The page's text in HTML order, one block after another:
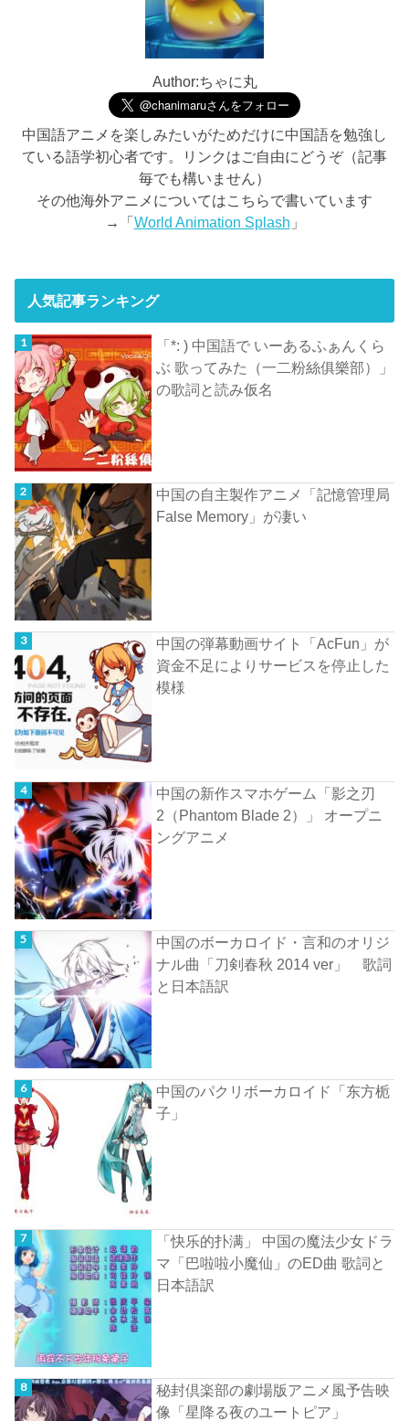
Author:ちゃに丸
中国語アニメを楽しみたいがためだけに中国語を勉強し
ている語学初心者です。リンクはご自由にどうぞ（記事
毎でも構いません）
その他海外アニメについてはこちらで書いています
→「World Animation Splash 」
人気記事ランキング
「*: ) 中国語で いーあるふぁんくら
ぶ 歌ってみた（一二粉絲俱樂部）」
の歌詞と読み仮名
中国の自主製作アニメ「記憶管理局
False Memory」が凄い
中国の弾幕動画サイト「AcFun」が
資金不足によりサービスを停止した
模様
中国の新作スマホゲーム「影之刃
2（Phantom Blade 2）」 オープニ
ングアニメ
中国のボーカロイド・言和のオリジ
ナル曲「刀剣春秋 2014 ver」 歌詞
と日本語訳
中国のパクリボーカロイド「东方栀
子」
「快乐的扑满」 中国の魔法少女ドラ
マ「巴啦啦小魔仙」のED曲 歌詞と
日本語訳
秘封倶楽部の劇場版アニメ風予告映
像「星降る夜のユートピア」